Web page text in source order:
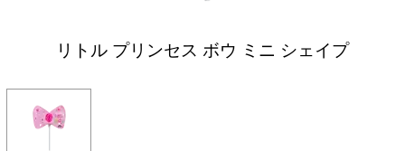
リトル プリンセス ボウ ミニ シェイプ